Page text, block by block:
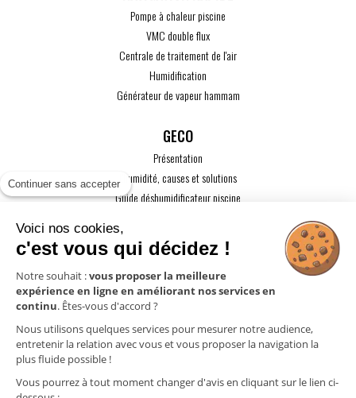
Continuer sans accepter
Voici nos cookies,
c'est vous qui décidez !
Notre souhait :vous proposer la meilleure
expérience en ligne en améliorant nos services en
continu. Êtes-vous d'accord ?
Nous utilisons quelques services pour mesurer notre audience,
entretenir la relation avec vous et vous proposer la navigation la
plus fluide possible !
Vous pourrez à tout moment changer d'avis en cliquant sur le lien ci-
Pompe à chaleur piscine
VMC double flux
Centrale de traitement de l'air
Humidification
Générateur de vapeur hammam
GECO
Présentation
L'humidité, causes et solutions
Guide déshumidificateur piscine
Guide VMC
ACTUALITÉS
CONTACT
ESPACE PRO
Mentions légales
Politique de confidentialité